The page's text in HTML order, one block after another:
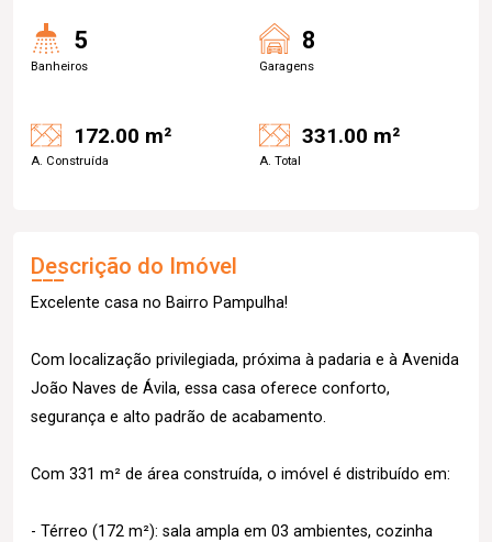
5
Banheiros
8
Garagens
172.00 m²
A. Construída
331.00 m²
A. Total
Descrição do Imóvel
Excelente casa no Bairro Pampulha!
Com localização privilegiada, próxima à padaria e à Avenida
João Naves de Ávila, essa casa oferece conforto,
segurança e alto padrão de acabamento.
Com 331 m² de área construída, o imóvel é distribuído em:
- Térreo (172 m²): sala ampla em 03 ambientes, cozinha